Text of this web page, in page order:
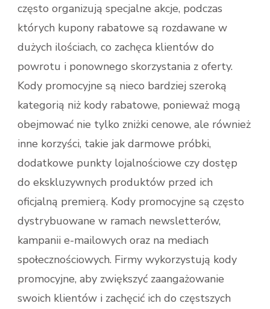
często organizują specjalne akcje, podczas
których kupony rabatowe są rozdawane w
dużych ilościach, co zachęca klientów do
powrotu i ponownego skorzystania z oferty.
Kody promocyjne są nieco bardziej szeroką
kategorią niż kody rabatowe, ponieważ mogą
obejmować nie tylko zniżki cenowe, ale również
inne korzyści, takie jak darmowe próbki,
dodatkowe punkty lojalnościowe czy dostęp
do ekskluzywnych produktów przed ich
oficjalną premierą. Kody promocyjne są często
dystrybuowane w ramach newsletterów,
kampanii e-mailowych oraz na mediach
społecznościowych. Firmy wykorzystują kody
promocyjne, aby zwiększyć zaangażowanie
swoich klientów i zachęcić ich do częstszych